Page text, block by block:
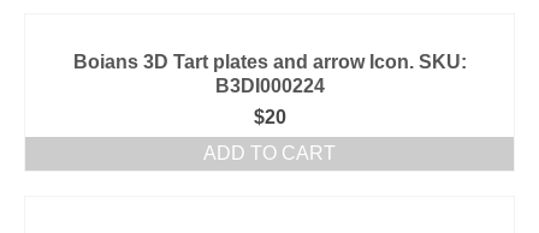
Boians 3D Tart plates and arrow Icon. SKU:
B3DI000224
$20
ADD TO CART